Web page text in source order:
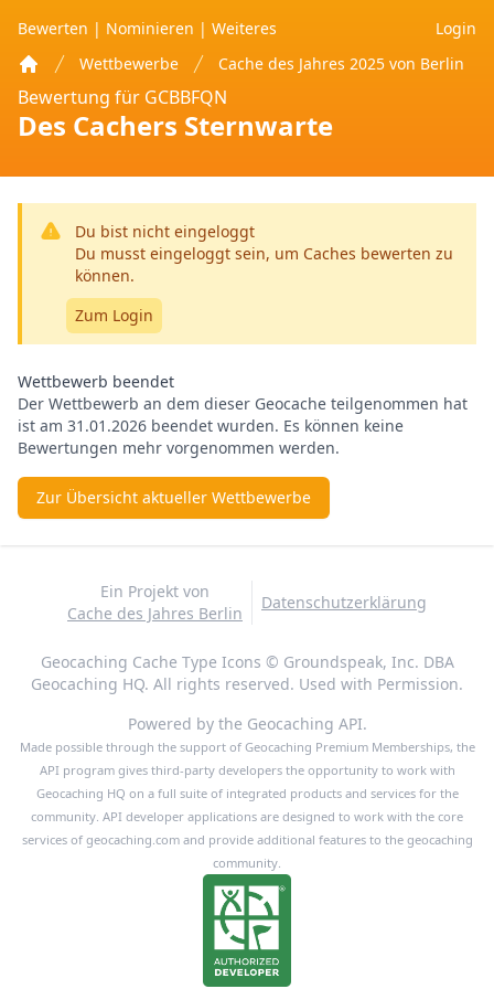
Bewerten | Nominieren | Weiteres Login
Home
Wettbewerbe Cache des Jahres 2025 von Berlin
Bewertung für GCBBFQN
Des Cachers Sternwarte
Du bist nicht eingeloggt
Du musst eingeloggt sein, um Caches bewerten zu
können.
Zum Login
Wettbewerb beendet
Der Wettbewerb an dem dieser Geocache teilgenommen hat
ist am 31.01.2026 beendet wurden. Es können keine
Bewertungen mehr vorgenommen werden.
Zur Übersicht aktueller Wettbewerbe
Ein Projekt von
Cache des Jahres Berlin
Datenschutzerklärung
Geocaching Cache Type Icons © Groundspeak, Inc. DBA
Geocaching HQ. All rights reserved. Used with Permission.
Powered by the Geocaching API.
Made possible through the support of Geocaching Premium Memberships, the
API program gives third-party developers the opportunity to work with
Geocaching HQ on a full suite of integrated products and services for the
community. API developer applications are designed to work with the core
services of geocaching.com and provide additional features to the geocaching
community.